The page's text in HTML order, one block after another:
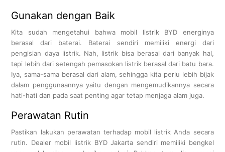
Gunakan dengan Baik
Kita sudah mengetahui bahwa mobil listrik BYD energinya
berasal dari baterai. Baterai sendiri memiliki energi dari
pengisian daya listrik. Nah, listrik bisa berasal dari banyak hal,
tapi lebih dari setengah pemasokan listrik berasal dari batu bara.
Iya, sama-sama berasal dari alam, sehingga kita perlu lebih bijak
dalam penggunaannya yaitu dengan mengemudikannya secara
hati-hati dan pada saat penting agar tetap menjaga alam juga.
Perawatan Rutin
Pastikan lakukan perawatan terhadap mobil listrik Anda secara
rutin. Dealer mobil listrik BYD Jakarta sendiri memiliki bengkel